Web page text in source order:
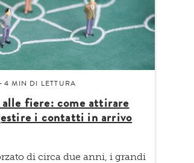
dei dati
- 4 MIN DI LETTURA
fiere: come attirare
i contatti in arrivo
di circa due anni, i grandi